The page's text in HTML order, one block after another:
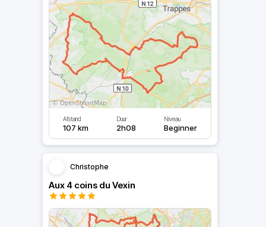
Afstand
107 km
Duur
2h08
Niveau
Beginner
Christophe
Aux 4 coins du Vexin